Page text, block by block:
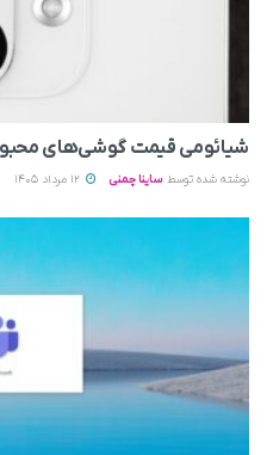
شیائومی قیمت گوشی‌های
نوشته شده توسط ساینا چمنی